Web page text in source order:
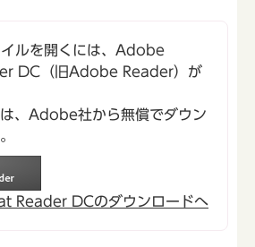
ルを開くには、Adobe
DC（旧Adobe Reader）が
、Adobe社から無償でダウン
Reader DCのダウンロードへ